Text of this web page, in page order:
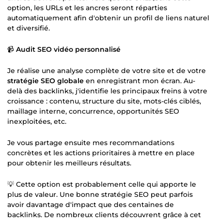
option, les URLs et les ancres seront réparties
automatiquement afin d'obtenir un profil de liens naturel
et diversifié.
📹 Audit SEO vidéo personnalisé
Je réalise une analyse complète de votre site et de votre
stratégie SEO globale en enregistrant mon écran. Au-
delà des backlinks, j'identifie les principaux freins à votre
croissance : contenu, structure du site, mots-clés ciblés,
maillage interne, concurrence, opportunités SEO
inexploitées, etc.
Je vous partage ensuite mes recommandations
concrètes et les actions prioritaires à mettre en place
pour obtenir les meilleurs résultats.
💡 Cette option est probablement celle qui apporte le
plus de valeur. Une bonne stratégie SEO peut parfois
avoir davantage d'impact que des centaines de
backlinks. De nombreux clients découvrent grâce à cet